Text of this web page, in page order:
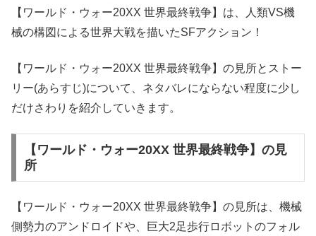
【ワールド・ウォー20XX 世界最終戦争】は、人類VS機
械の構図による世界大戦を描いたSFアクション！
【ワールド・ウォー20XX 世界最終戦争】の見所とストー
リー(あらすじ)について、ネタバレにならない程度に少し
だけさわりを紹介していきます。
【ワールド・ウォー20XX 世界最終戦争】の見
所
【ワールド・ウォー20XX 世界最終戦争】の見所は、機械
側勢力のアンドロイドや、巨大2足歩行ロボットのフォル